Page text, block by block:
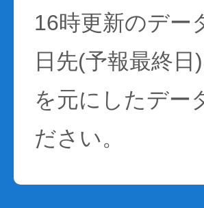
16時更新のデー
日先(予報最終日
を元にしたデー
ださい。